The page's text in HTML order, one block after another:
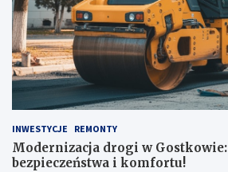
INWESTYCJE REMONTY
Modernizacja drogi w
bezpieczeństwa i komfortu!